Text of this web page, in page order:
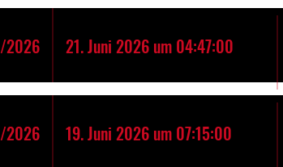
2026 21. Juni 2026 um 04:47:00
2026 19. Juni 2026 um 07:15:00